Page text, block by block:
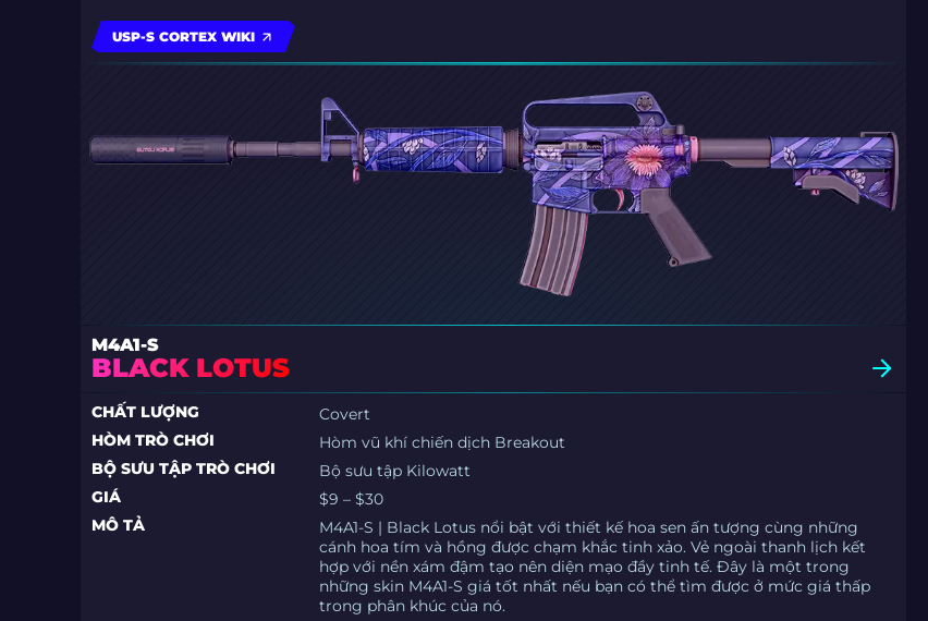
USP-S CORTEX WIKI
M4A1-S
BLACK LOTUS
CHẤT LƯỢNG
Covert
HÒM TRÒ CHƠI
Hòm vũ khí chiến dịch Breakout
BỘ SƯU TẬP TRÒ CHƠI
Bộ sưu tập Kilowatt
GIÁ
$9 – $30
MÔ TẢ
M4A1-S | Black Lotus nổi bật với thiết kế hoa sen ấn tượng cùng những
cánh hoa tím và hồng được chạm khắc tinh xảo. Vẻ ngoài thanh lịch kết
hợp với nền xám đậm tạo nên diện mạo đầy tinh tế. Đây là một trong
những skin M4A1-S giá tốt nhất nếu bạn có thể tìm được ở mức giá thấp
trong phân khúc của nó.